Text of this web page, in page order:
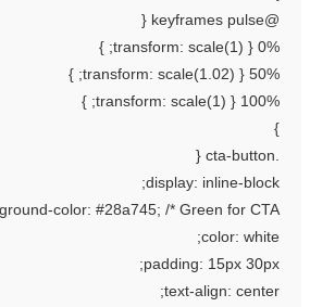
100% { transform:
display: inline-
background-color: #28a745; /* Green for CTA
color:
padding: 15px
text-align: